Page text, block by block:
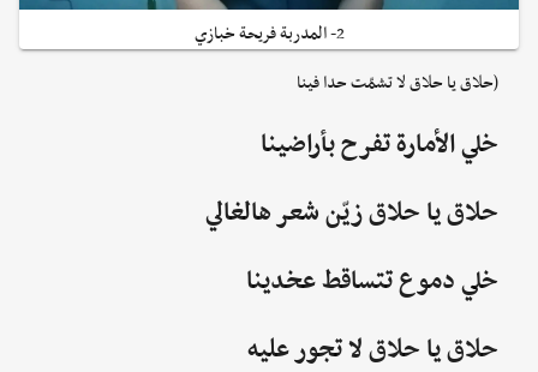
2- المدربة فريحة خبازي
(حلاق يا حلاق لا تشمّت حدا فينا
خلي الأمارة تفرح بأراضينا
حلاق يا حلاق زيّن شعر هالغالي
خلي دموع تتساقط عخدينا
حلاق يا حلاق لا تجور عليه